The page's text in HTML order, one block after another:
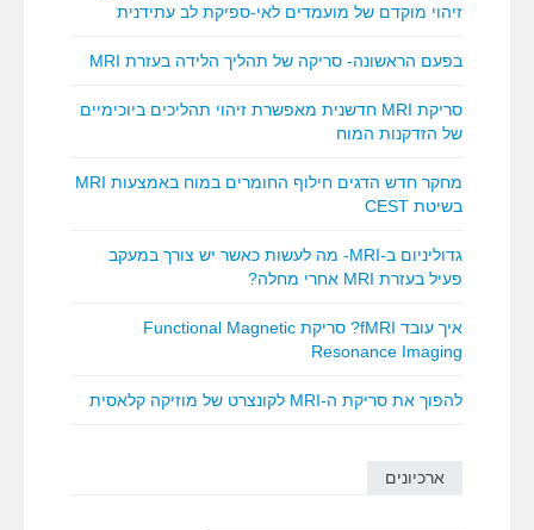
זיהוי מוקדם של מועמדים לאי-ספיקת לב עתידנית
בפעם הראשונה- סריקה של תהליך הלידה בעזרת MRI
סריקת MRI חדשנית מאפשרת זיהוי תהליכים ביוכימיים
של הזדקנות המוח
מחקר חדש הדגים חילוף החומרים במוח באמצעות MRI
בשיטת CEST
גדוליניום ב-MRI- מה לעשות כאשר יש צורך במעקב
פעיל בעזרת MRI אחרי מחלה?
איך עובד fMRI? סריקת Functional Magnetic
Resonance Imaging
להפוך את סריקת ה-MRI לקונצרט של מוזיקה קלאסית
ארכיונים